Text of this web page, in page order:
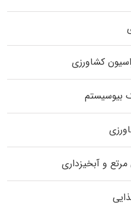
کشاورزی
بیوسیستم
و آبخیزداری